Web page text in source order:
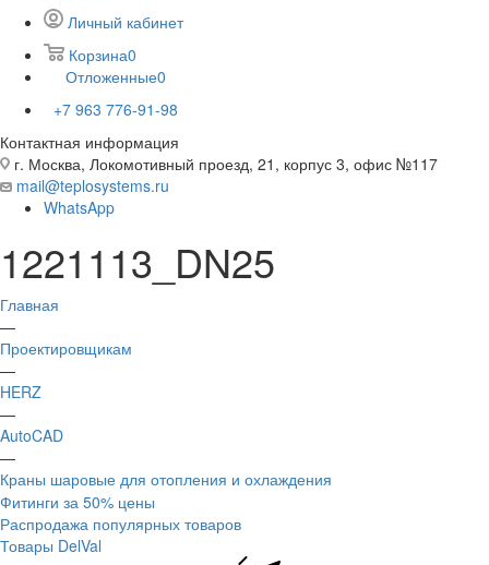
Личный кабинет
Корзина0
Отложенные0
+7 963 776-91-98
Контактная информация
г. Москва, Локомотивный проезд, 21, корпус 3, офис №117
mail@teplosystems.ru
WhatsApp
1221113_DN25
Главная
—
Проектировщикам
—
HERZ
—
AutoCAD
—
Краны шаровые для отопления и охлаждения
Фитинги за 50% цены
Распродажа популярных товаров
Товары DelVal